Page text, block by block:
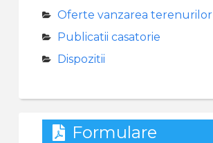
Oferte vanzarea terenurilor
Publicatii casatorie
Dispozitii
Formulare